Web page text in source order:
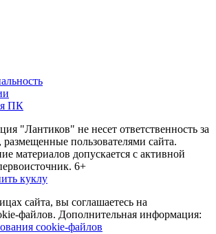
ПК
"Лантиков" не несет ответственность за
пользователями сайта.
материалов допускается с активной
6+
куклу
сайта, вы соглашаетесь на
файлов. Дополнительная информация:
cookie-файлов